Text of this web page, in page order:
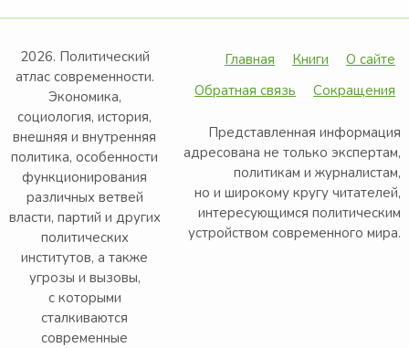
2026. Политический
атлас современности.
Экономика,
социология, история,
внешняя и внутренняя
политика, особенности
функционирования
различных ветвей
власти, партий и других
политических
институтов, а также
угрозы и вызовы,
с которыми
сталкиваются
современные
Главная Книги
О сайте
Обратная связь
Сокращения
Представленная информация
адресована не только экспертам,
политикам и журналистам,
но и широкому кругу читателей,
интересующимся политическим
устройством современного мира.